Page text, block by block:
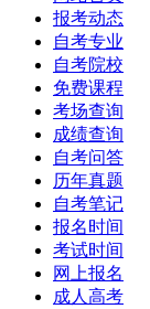
报考动态
自考专业
自考院校
免费课程
考场查询
成绩查询
自考问答
历年真题
自考笔记
报名时间
考试时间
网上报名
成人高考